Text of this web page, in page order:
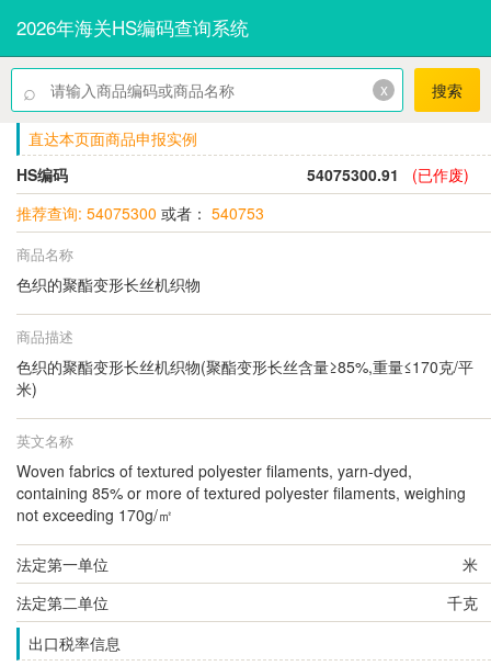
2026年海关HS编码查询系统
⌕ x 搜索
直达本页面商品申报实例
HS编码
54075300.91
(已作废)
推荐查询: 54075300 或者： 540753
商品名称
色织的聚酯变形长丝机织物
商品描述
色织的聚酯变形长丝机织物(聚酯变形长丝含量≥85%,重量≤170克/平
米)
英文名称
Woven fabrics of textured polyester filaments, yarn-dyed,
containing 85% or more of textured polyester filaments, weighing
not exceeding 170g/㎡
法定第一单位
米
法定第二单位
千克
出口税率信息